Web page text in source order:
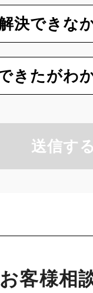
決できな
きたがわ
送信する
客様相